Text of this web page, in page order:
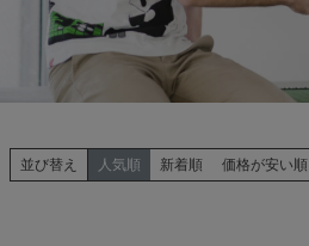
並び替え 人気順 新着順 価格が安い順